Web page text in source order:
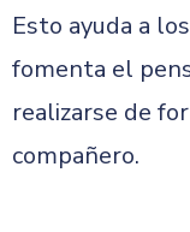
Esto ayuda a
fomenta el
realizarse de
compañero.